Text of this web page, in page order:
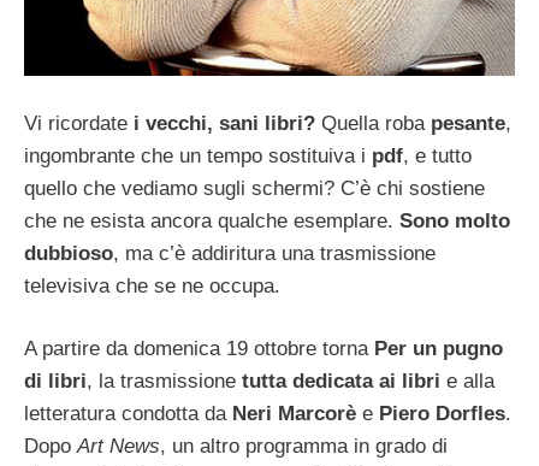
Vi ricordate i vecchi, sani libri? Quella roba pesante,
ingombrante che un tempo sostituiva i pdf, e tutto
quello che vediamo sugli schermi? C’è chi sostiene
che ne esista ancora qualche esemplare. Sono molto
dubbioso, ma c’è addiritura una trasmissione
televisiva che se ne occupa.
A partire da domenica 19 ottobre tornaPer un pugno
di libri, la trasmissione tutta dedicata ai libri e alla
letteratura condotta da Neri Marcorè e Piero Dorfles.
DopoArt News, un altro programma in grado di